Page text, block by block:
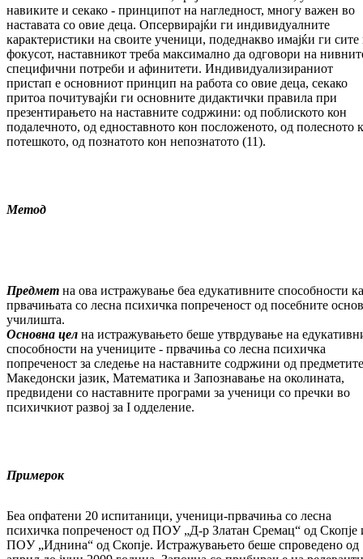
навиките и секако - принципот на нагледност, многу важен во
наставата со овие деца. Опсервирајќи ги индивидуалните
карактеристики на своите ученици, подеднакво имајќи ги сите
фокусот, наставникот треба максимално да одговори на
специфични потреби и афинитети. Индивидуализираниот
пристап е основниот принцип на работа со овие деца, секако
притоа почитувајќи ги основните дидактички правила при
презентирањето на наставните содржини: од поблиското кон
подалечното, од едноставното кон посложеното, од полесното
потешкото, од познатото кон непознатото (11).
Метод
Предмет на ова истражување беа едукативните способности
првачињата со лесна психичка попреченост од посебните
училишта.
Основна цел на истражувањето беше утврдување на
способности на учениците - првачиња со лесна психичка
попреченост за следење на наставните содржини од предметите
Македонски јазик, Математика и Запознавање на околината,
предвидени со наставните програми за ученици со пречки во
психичкиот развој за I одделение.
Примерок
Беа опфатени 20 испитаници, ученици-првачиња со лесна
психичка попреченост од ПOУ „Д-р Златан Сремац“ од Скопје
ПOУ „Иднина“ од Скопје. Истражувањето беше спроведено од